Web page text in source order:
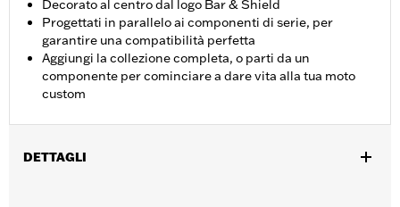
Decorato al centro dal logo Bar & Shield
Progettati in parallelo ai componenti di serie, per
garantire una compatibilità perfetta
Aggiungi la collezione completa, o parti da un
componente per cominciare a dare vita alla tua moto
custom
DETTAGLI